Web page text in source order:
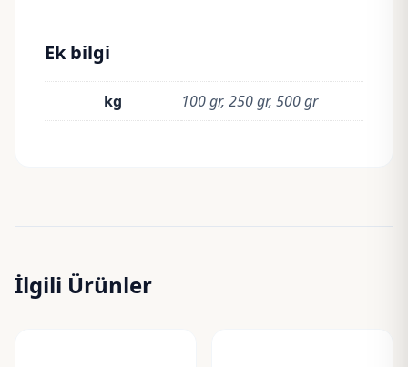
Ek bilgi
kg 100 gr, 250 gr, 500 gr
İlgili Ürünler